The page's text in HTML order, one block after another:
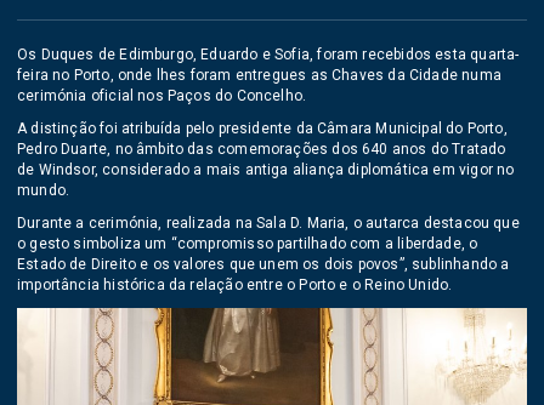
Os Duques de Edimburgo, Eduardo e Sofia, foram recebidos esta quarta-
feira no Porto, onde lhes foram entregues as Chaves da Cidade numa
cerimónia oficial nos Paços do Concelho.
A distinção foi atribuída pelo presidente da Câmara Municipal do Porto,
Pedro Duarte, no âmbito das comemorações dos 640 anos do Tratado
de Windsor, considerado a mais antiga aliança diplomática em vigor no
mundo.
Durante a cerimónia, realizada na Sala D. Maria, o autarca destacou que
o gesto simboliza um “compromisso partilhado com a liberdade, o
Estado de Direito e os valores que unem os dois povos”, sublinhando a
importância histórica da relação entre o Porto e o Reino Unido.